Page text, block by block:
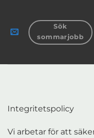
content
Sök
sommarjobb
Integritetspolicy
Vi arbetar för att